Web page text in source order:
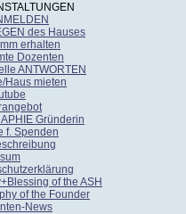
des Hauses
erhalten
Dozenten
ANTWORTEN
Haus mieten
Gründerin
f. Spenden
of the ASH
of the Founder
News